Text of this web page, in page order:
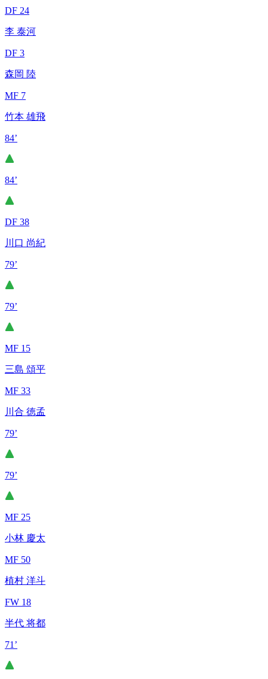
DF 24
李 泰河
DF 3
森岡 陸
MF 7
竹本 雄飛
84’
84’
DF 38
川口 尚紀
79’
79’
MF 15
三島 頌平
MF 33
川合 徳孟
79’
79’
MF 25
小林 慶太
MF 50
植村 洋斗
FW 18
半代 将都
71’